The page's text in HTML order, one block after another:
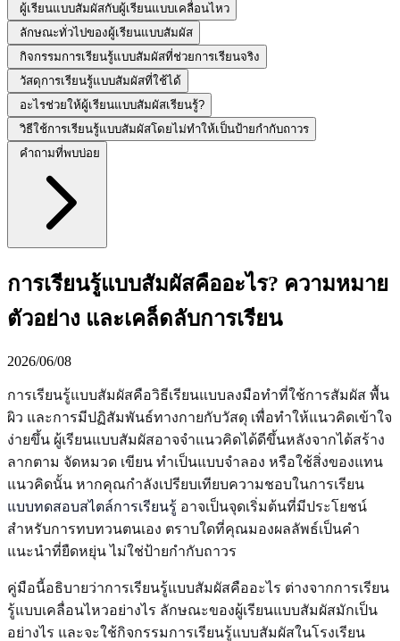
ผู้เรียนแบบสัมผัสกับผู้เรียนแบบเคลื่อนไหว
ลักษณะทั่วไปของผู้เรียนแบบสัมผัส
กิจกรรมการเรียนรู้แบบสัมผัสที่ช่วยการเรียนจริง
วัสดุการเรียนรู้แบบสัมผัสที่ใช้ได้
อะไรช่วยให้ผู้เรียนแบบสัมผัสเรียนรู้?
วิธีใช้การเรียนรู้แบบสัมผัสโดยไม่ทำให้เป็นป้ายกำกับถาวร
คำถามที่พบบ่อย
การเรียนรู้แบบสัมผัสคืออะไร? ความหมาย
ตัวอย่าง และเคล็ดลับการเรียน
2026/06/08
การเรียนรู้แบบสัมผัสคือวิธีเรียนแบบลงมือทำที่ใช้การสัมผัส พื้น
ผิว และการมีปฏิสัมพันธ์ทางกายกับวัสดุ เพื่อทำให้แนวคิดเข้าใจ
ง่ายขึ้น ผู้เรียนแบบสัมผัสอาจจำแนวคิดได้ดีขึ้นหลังจากได้สร้าง
ลากตาม จัดหมวด เขียน ทำเป็นแบบจำลอง หรือใช้สิ่งของแทน
แนวคิดนั้น หากคุณกำลังเปรียบเทียบความชอบในการเรียน
แบบทดสอบสไตล์การเรียนรู้ อาจเป็นจุดเริ่มต้นที่มีประโยชน์
สำหรับการทบทวนตนเอง ตราบใดที่คุณมองผลลัพธ์เป็นคำ
แนะนำที่ยืดหยุ่น ไม่ใช่ป้ายกำกับถาวร
คู่มือนี้อธิบายว่าการเรียนรู้แบบสัมผัสคืออะไร ต่างจากการเรียน
รู้แบบเคลื่อนไหวอย่างไร ลักษณะของผู้เรียนแบบสัมผัสมักเป็น
อย่างไร และจะใช้กิจกรรมการเรียนรู้แบบสัมผัสในโรงเรียน